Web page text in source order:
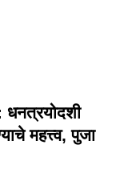
महत्त्व, पुजा